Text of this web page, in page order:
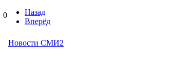
0
Назад
Вперёд